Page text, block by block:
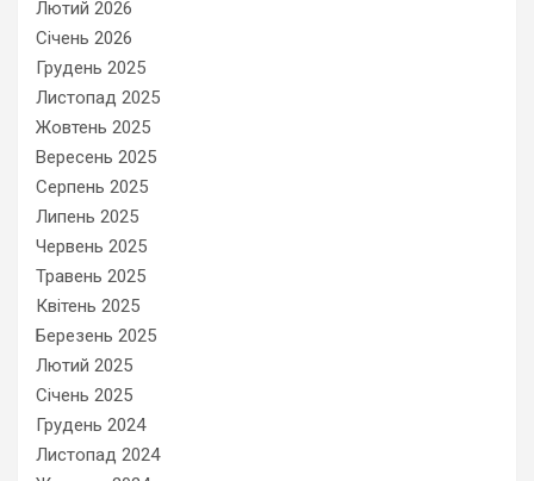
Лютий 2026
Січень 2026
Грудень 2025
Листопад 2025
Жовтень 2025
Вересень 2025
Серпень 2025
Липень 2025
Червень 2025
Травень 2025
Квітень 2025
Березень 2025
Лютий 2025
Січень 2025
Грудень 2024
Листопад 2024